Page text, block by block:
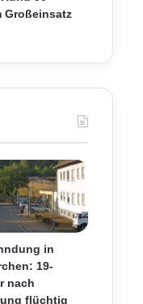
Großeinsatz
in
19-
nach
flüchtig